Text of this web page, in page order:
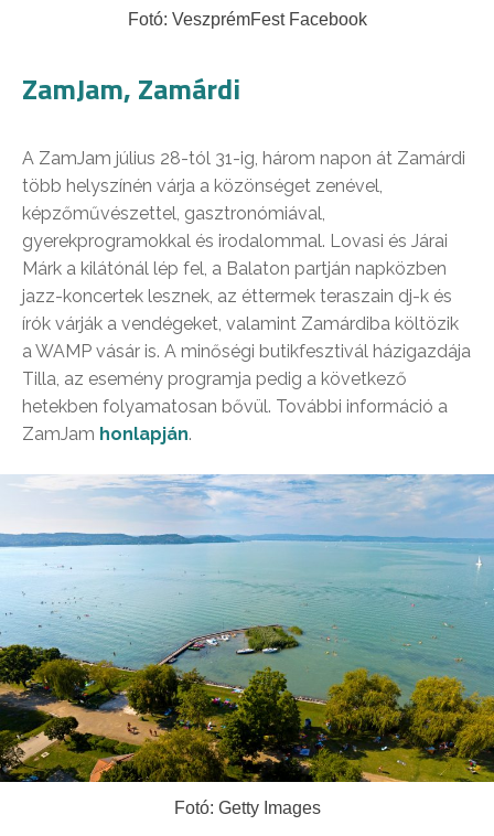
Fotó: VeszprémFest Facebook
ZamJam, Zamárdi
A ZamJam július 28-tól 31-ig, három napon át Zamárdi
több helyszínén várja a közönséget zenével,
képzőművészettel, gasztronómiával,
gyerekprogramokkal és irodalommal. Lovasi és Járai
Márk a kilátónál lép fel, a Balaton partján napközben
jazz-koncertek lesznek, az éttermek teraszain dj-k és
írók várják a vendégeket, valamint Zamárdiba költözik
a WAMP vásár is. A minőségi butikfesztivál házigazdája
Tilla, az esemény programja pedig a következő
hetekben folyamatosan bővül. További információ a
ZamJam honlapján.
Fotó: Getty Images